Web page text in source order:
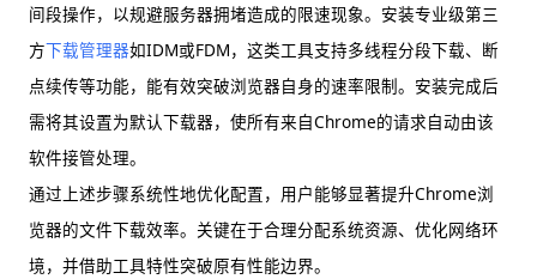
间段操作，以规避服务器拥堵造成的限速现象。安装专业级第三
方下载管理器如IDM或FDM，这类工具支持多线程分段下载、断
点续传等功能，能有效突破浏览器自身的速率限制。安装完成后
需将其设置为默认下载器，使所有来自Chrome的请求自动由该
软件接管处理。
通过上述步骤系统性地优化配置，用户能够显著提升Chrome浏
览器的文件下载效率。关键在于合理分配系统资源、优化网络环
境，并借助工具特性突破原有性能边界。